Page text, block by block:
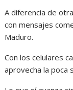
A diferencia de
con mensajes
Maduro.
Con los celulares
aprovecha la poca